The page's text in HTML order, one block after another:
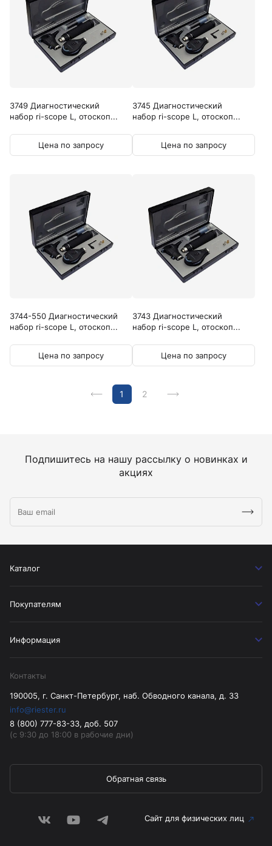
3749 Диагностический
набор ri-scope L, отоскоп...
Цена по запросу
3745 Диагностический
набор ri-scope L, отоскоп...
Цена по запросу
3744-550 Диагностический
набор ri-scope L, отоскоп...
Цена по запросу
3743 Диагностический
набор ri-scope L, отоскоп...
Цена по запросу
1 2
Подпишитесь на нашу рассылку о новинках и
акциях
Каталог
Покупателям
Информация
Контакты
190005, г. Санкт-Петербург, наб. Обводного канала, д. 33
info@riester.ru
8 (800) 777-83-33, доб. 507
(с 9:30 до 18:00 в рабочие дни)
Обратная связь
Сайт для физических лиц